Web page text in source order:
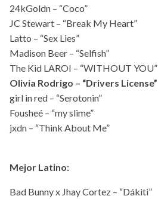
24kGoldn – “Coco”
JC Stewart – “Break My Heart”
Latto – “Sex Lies”
Madison Beer – “Selfish”
The Kid LAROI – “WITHOUT YOU”
Olivia Rodrigo – “Drivers License”
girl in red – “Serotonin”
Fousheé – “my slime”
jxdn – “Think About Me”
Mejor Latino:
Bad Bunny x Jhay Cortez – “Dákiti”